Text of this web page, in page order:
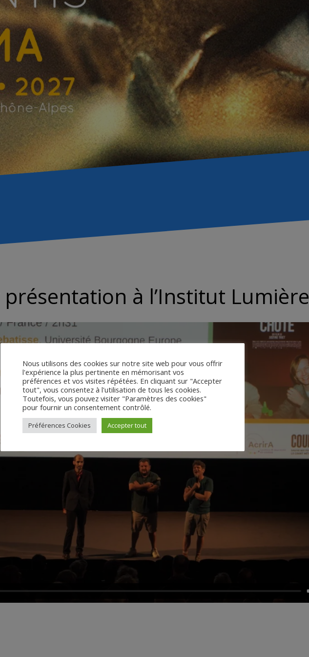
présentation à l’Institut Lumière
Nous utilisons des cookies sur notre site web pour vous offrir
l'expérience la plus pertinente en mémorisant vos
préférences et vos visites répétées. En cliquant sur "Accepter
tout", vous consentez à l'utilisation de tous les cookies.
Toutefois, vous pouvez visiter "Paramètres des cookies"
pour fournir un consentement contrôlé.
Préférences Cookies Accepter tout